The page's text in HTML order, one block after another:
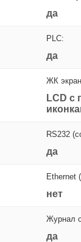
да
PLC:
да
ЖК
LCD с
RS232
да
Ethernet
нет
Журнал
да